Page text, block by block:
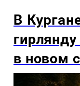
В
в новом